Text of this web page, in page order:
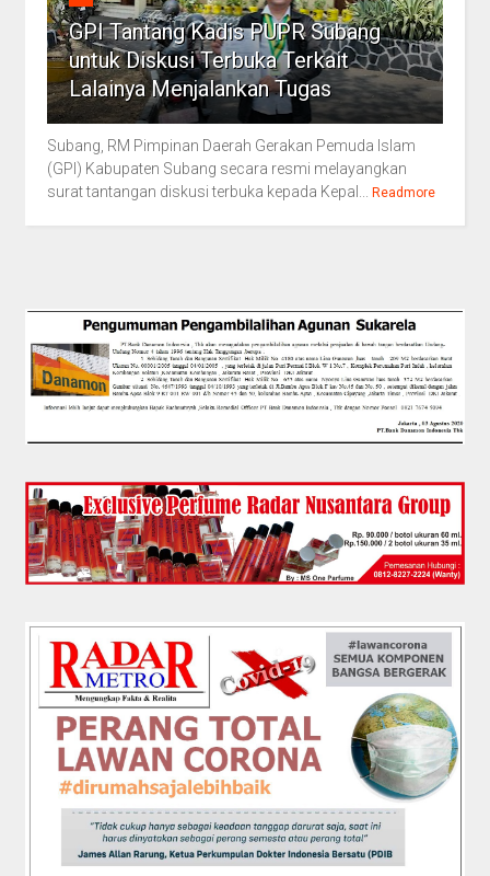
GPI Tantang Kadis PUPR Subang
untuk Diskusi Terbuka Terkait
Lalainya Menjalankan Tugas
Subang, RM Pimpinan Daerah Gerakan Pemuda Islam
(GPI) Kabupaten Subang secara resmi melayangkan
surat tantangan diskusi terbuka kepada Kepal...
Readmore